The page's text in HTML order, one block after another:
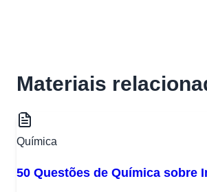
Materiais
Química
50 Questões de Química sobre